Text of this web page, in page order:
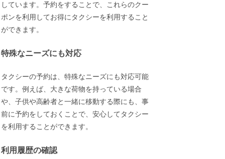
しています。予約をすることで、これらのクー
ポンを利用してお得にタクシーを利用すること
ができます。
特殊なニーズにも対応
タクシーの予約は、特殊なニーズにも対応可能
です。例えば、大きな荷物を持っている場合
や、子供や高齢者と一緒に移動する際にも、事
前に予約をしておくことで、安心してタクシー
を利用することができます。
利用履歴の確認